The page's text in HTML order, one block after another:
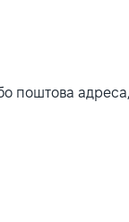
поштова